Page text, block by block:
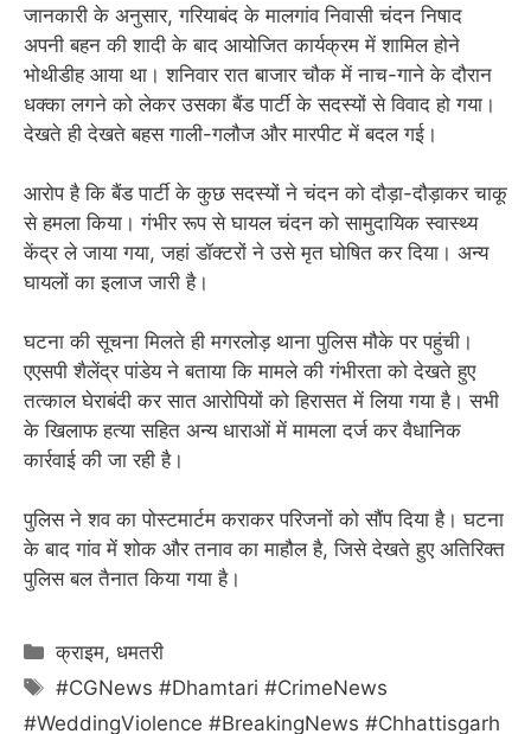
जानकारी के अनुसार, गरियाबंद के मालगांव निवासी चंदन निषाद
अपनी बहन की शादी के बाद आयोजित कार्यक्रम में शामिल होने
भोथीडीह आया था। शनिवार रात बाजार चौक में नाच-गाने के दौरान
धक्का लगने को लेकर उसका बैंड पार्टी के सदस्यों से विवाद हो गया।
देखते ही देखते बहस गाली-गलौज और मारपीट में बदल गई।
आरोप है कि बैंड पार्टी के कुछ सदस्यों ने चंदन को दौड़ा-दौड़ाकर चाकू
से हमला किया। गंभीर रूप से घायल चंदन को सामुदायिक स्वास्थ्य
केंद्र ले जाया गया, जहां डॉक्टरों ने उसे मृत घोषित कर दिया। अन्य
घायलों का इलाज जारी है।
घटना की सूचना मिलते ही मगरलोड़ थाना पुलिस मौके पर पहुंची।
एएसपी शैलेंद्र पांडेय ने बताया कि मामले की गंभीरता को देखते हुए
तत्काल घेराबंदी कर सात आरोपियों को हिरासत में लिया गया है। सभी
के खिलाफ हत्या सहित अन्य धाराओं में मामला दर्ज कर वैधानिक
कार्रवाई की जा रही है।
पुलिस ने शव का पोस्टमार्टम कराकर परिजनों को सौंप दिया है। घटना
के बाद गांव में शोक और तनाव का माहौल है, जिसे देखते हुए अतिरिक्त
पुलिस बल तैनात किया गया है।
Categories
क्राइम,धमतरी
Tags
#CGNews #Dhamtari #CrimeNews
#WeddingViolence #BreakingNews #Chhattisgarh